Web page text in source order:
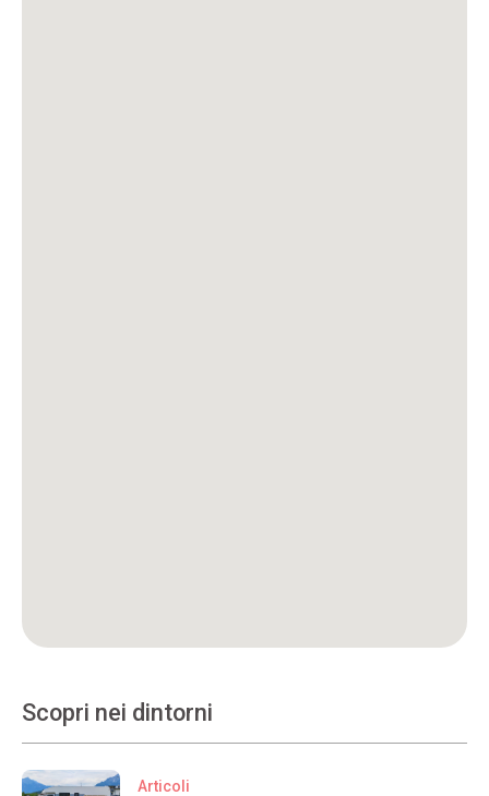
Scopri nei dintorni
Articoli